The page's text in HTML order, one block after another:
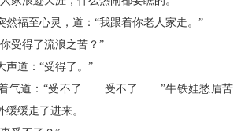
福至心灵，道：“我跟着你老人家走。”
得了流浪之苦？”
道：“受得了。”
道：“受不了……受不了……”牛铁娃愁眉苦
缓走了进来。